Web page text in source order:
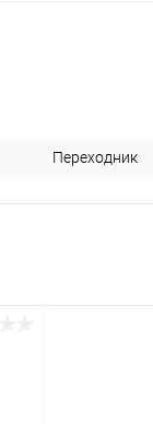
Переходник